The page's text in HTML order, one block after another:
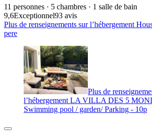
11 personnes · 5 chambres · 1 salle de bain
9,6Exceptionnel93 avis
Plus de renseignements sur l’hébergement
pere
Plus de
l’hébergement LA VILLA DES 5
Swimming pool / garden/ Parking - 10p